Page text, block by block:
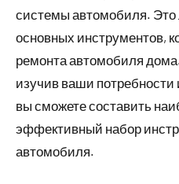
системы автомобиля.
основных инструментов,
ремонта автомобиля
изучив ваши
вы сможете составить
эффективный набор
автомобиля.